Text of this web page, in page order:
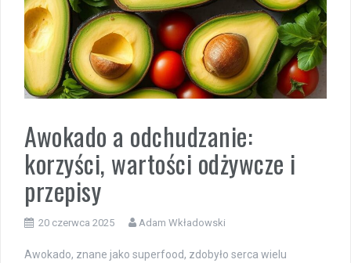
Awokado a odchudzanie:
korzyści, wartości odżywcze i
przepisy
20 czerwca 2025 Adam Wkładowski
Awokado, znane jako superfood, zdobyło serca wielu